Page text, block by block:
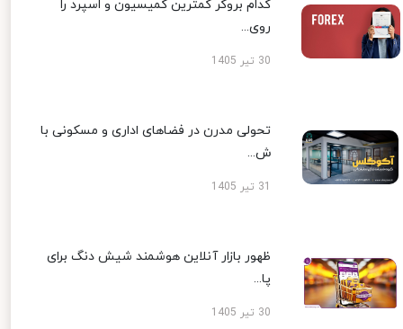
کدام بروکر کمترین کمیسیون و اسپرد را
روی...
30 تیر 1405
تحولی مدرن در فضاهای اداری و مسکونی با
ش...
ظهور بازار آنلاین هوشمند شیش دنگ برای
پا...
30 تیر 1405